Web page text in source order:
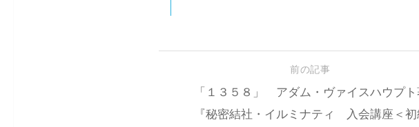
前の記事
「１３５８」 アダム・ヴァイスハウプ
『秘密結社・イルミナティ 入会講座＜初